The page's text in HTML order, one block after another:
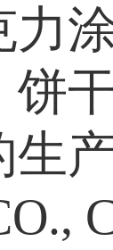
力
饼
生